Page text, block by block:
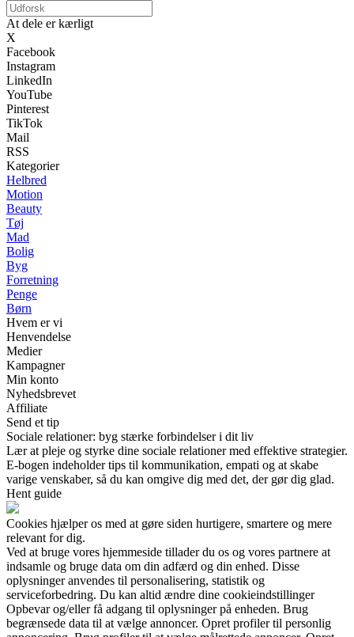
At dele er kærligt
X
Facebook
Instagram
LinkedIn
YouTube
Pinterest
TikTok
Mail
RSS
Kategorier
Helbred
Motion
Beauty
Tøj
Mad
Bolig
Byg
Forretning
Penge
Børn
Hvem er vi
Henvendelse
Medier
Kampagner
Min konto
Nyhedsbrevet
Affiliate
Send et tip
Sociale relationer: byg stærke forbindelser i dit liv
Lær at pleje og styrke dine sociale relationer med effektive strategier.
E-bogen indeholder tips til kommunikation, empati og at skabe
varige venskaber, så du kan omgive dig med det, der gør dig glad.
Hent guide
Cookies hjælper os med at gøre siden hurtigere, smartere og mere
relevant for dig.
Ved at bruge vores hjemmeside tillader du os og vores partnere at
indsamle og bruge data om din adfærd og din enhed. Disse
oplysninger anvendes til personalisering, statistik og
serviceforbedring. Du kan altid ændre dine cookieindstillinger
Opbevar og/eller få adgang til oplysninger på enheden. Brug
begrænsede data til at vælge annoncer. Opret profiler til personlig